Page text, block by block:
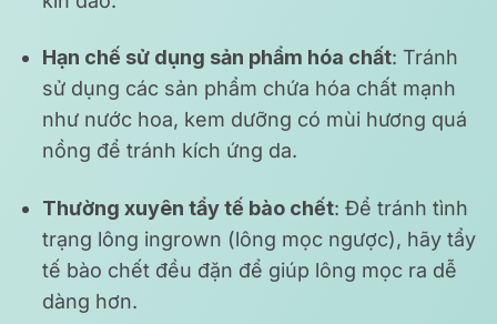
Hạn chế sử dụng sản phẩm hóa chất: Tránh
sử dụng các sản phẩm chứa hóa chất mạnh
như nước hoa, kem dưỡng có mùi hương quá
nồng để tránh kích ứng da.
Thường xuyên tẩy tế bào chết: Để tránh tình
trạng lông ingrown (lông mọc ngược), hãy tẩy
tế bào chết đều đặn để giúp lông mọc ra dễ
dàng hơn.